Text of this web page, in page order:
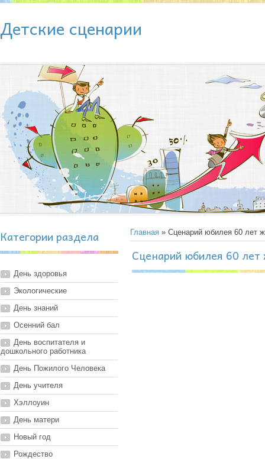
Детские сценарии
Категории раздела
День здоровья
Экологические
День знаний
Осенний бал
День воспитателя и
дошкольного работника
День Пожилого Человека
День учителя
Хэллоуин
День матери
Новый год
Рождество
Главная » Сценарий юбилея 60 лет
Сценарий юбилея 60